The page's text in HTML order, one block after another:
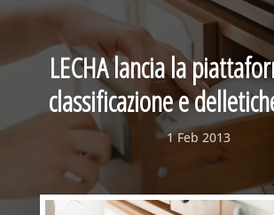
LECHA lancia la
classificazione e
1 Feb 2013